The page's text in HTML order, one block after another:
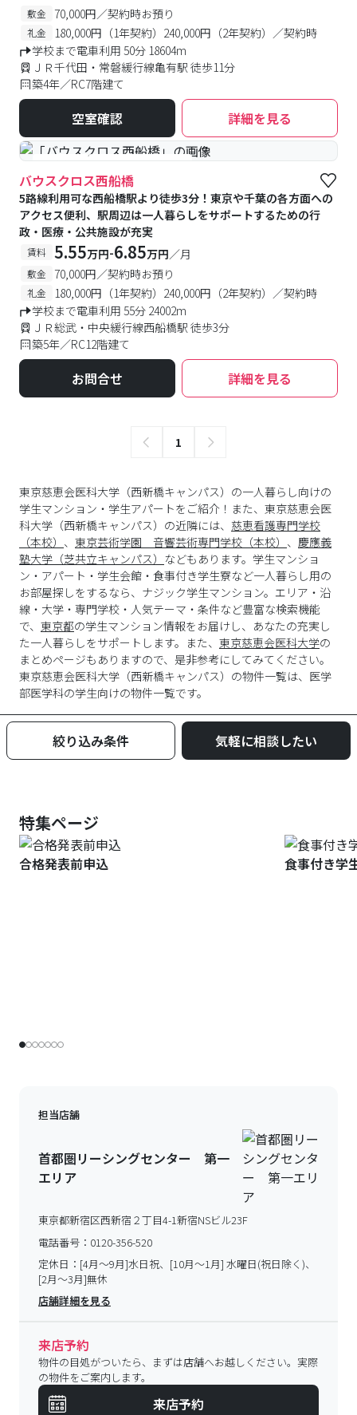
敷金 70,000円／契約時お預り
礼金
180,000円（1年契約）240,000円（2年契約）／契約時
学校まで電車利用 50分 18604m
ＪＲ千代田・常磐緩行線亀有駅 徒歩11分
築4年／RC7階建て
空室確認 詳細を見る
#食事付き #女性専用フロアあり
バウスクロス西船橋
5路線利用可な西船橋駅より徒歩3分！東京や千葉の各方面への
アクセス便利、駅周辺は一人暮らしをサポートするための行
政・医療・公共施設が充実
賃料 5.55万円-6.85万円／月
敷金 70,000円／契約時お預り
礼金
180,000円（1年契約）240,000円（2年契約）／契約時
学校まで電車利用 55分 24002m
ＪＲ総武・中央緩行線西船橋駅 徒歩3分
築5年／RC12階建て
お問合せ 詳細を見る
1
東京慈恵会医科大学（西新橋キャンパス）の一人暮らし向けの
学生マンション・学生アパートをご紹介！また、東京慈恵会医
科大学（西新橋キャンパス）の近隣には、 慈恵看護専門学校
（本校） 、 東京芸術学園 音響芸術専門学校（本校） 、 慶應義
塾大学（芝共立キャンパス） などもあります。学生マンショ
ン・アパート・学生会館・食事付き学生寮など一人暮らし用の
お部屋探しをするなら、ナジック学生マンション。エリア・沿
線・大学・専門学校・人気テーマ・条件など豊富な検索機能
で、 東京都の学生マンション情報をお届けし、あなたの充実し
た一人暮らしをサポートします。また、 東京慈恵会医科大学の
まとめページもありますので、是非参考にしてみてください。
東京慈恵会医科大学 （西新橋キャンパス）の物件一覧は、 医学
部医学科の学生向けの物件一覧です。
絞り込み条件 気軽に相談したい
特集ページ
合格発表前申込 食事付き学
担当店舗
首都圏リーシングセンター 第一
エリア
東京都新宿区西新宿２丁目4-1新宿NSビル23F
電話番号： 0120-356-520
定休日： [4月～9月]水日祝、[10月～1月] 水曜日(祝日除く)、
[2月～3月]無休
店舗詳細を見る
来店予約
物件の目処がついたら、まずは店舗へお越しください。実際
の物件をご案内します。
来店予約